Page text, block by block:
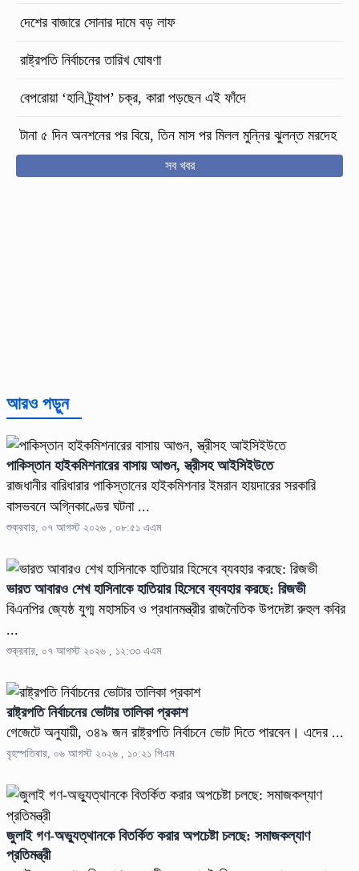
দেশের বাজারে সোনার দামে বড় লাফ
রাষ্ট্রপতি নির্বাচনের তারিখ ঘোষণা
বেপরোয়া ‘হানি ট্র্যাপ’ চক্র, কারা পড়ছেন এই ফাঁদে
টানা ৫ দিন অনশনের পর বিয়ে, তিন মাস পর মিলল মুন্নির ঝুলন্ত মরদেহ
সব খবর
আরও পড়ুন
পাকিস্তান হাইকমিশনারের বাসায় আগুন, স্ত্রীসহ আইসিইউতে
রাজধানীর বারিধারার পাকিস্তানের হাইকমিশনার ইমরান হায়দারের সরকারি
বাসভবনে অগ্নিকাণ্ডের ঘটনা ...
শুক্রবার, ০৭ আগস্ট ২০২৬ , ০৮:৫১ এএম
ভারত আবারও শেখ হাসিনাকে হাতিয়ার হিসেবে ব্যবহার করছে: রিজভী
বিএনপির জ্যেষ্ঠ যুগ্ম মহাসচিব ও প্রধানমন্ত্রীর রাজনৈতিক উপদেষ্টা রুহুল কবির
...
শুক্রবার, ০৭ আগস্ট ২০২৬ , ১২:৩৩ এএম
রাষ্ট্রপতি নির্বাচনের ভোটার তালিকা প্রকাশ
গেজেটে অনুযায়ী, ৩৪৯ জন রাষ্ট্রপতি নির্বাচনে ভোট দিতে পারবেন। এদের ...
বৃহস্পতিবার, ০৬ আগস্ট ২০২৬ , ১০:২১ পিএম
জুলাই গণ-অভ্যুত্থানকে বিতর্কিত করার অপচেষ্টা চলছে: সমাজকল্যাণ
প্রতিমন্ত্রী